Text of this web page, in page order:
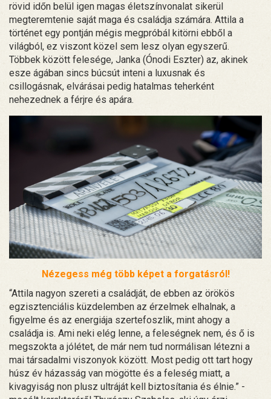
rövid időn belül igen magas életszínvonalat sikerül
megteremtenie saját maga és családja számára. Attila a
történet egy pontján mégis megpróbál kitörni ebből a
világból, ez viszont közel sem lesz olyan egyszerű.
Többek között felesége, Janka (Ónodi Eszter) az, akinek
esze ágában sincs búcsút inteni a luxusnak és
csillogásnak, elvárásai pedig hatalmas teherként
nehezednek a férjre és apára.
Nézegess még több képet a forgatásról!
“Attila nagyon szereti a családját, de ebben az örökös
egzisztenciális küzdelemben az érzelmek elhalnak, a
figyelme és az energiája szertefoszlik, mint ahogy a
családja is. Ami neki elég lenne, a feleségnek nem, és ő is
megszokta a jólétet, de már nem tud normálisan létezni a
mai társadalmi viszonyok között. Most pedig ott tart hogy
húsz év házasság van mögötte és a feleség miatt, a
kivagyiság non plusz ultráját kell biztosítania és élnie.” -